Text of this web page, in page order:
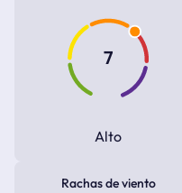
7
Alto
Rachas de viento